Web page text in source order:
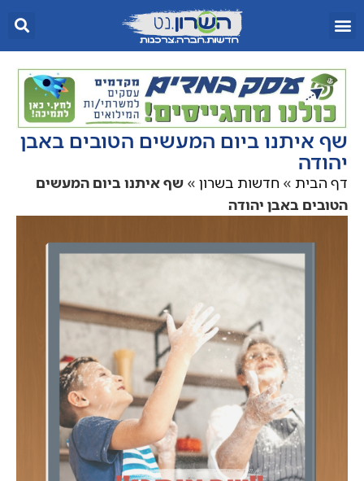
שף איתנו ביום המעשים הטובים באבן
יהודה
דף הבית » חדשות בשרון » שף איתנו ביום המעשים
הטובים באבן יהודה